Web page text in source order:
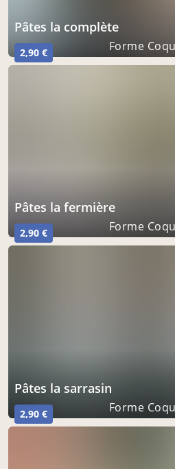
pâtes la complète
2,90 € Forme
pâtes la fermière
2,90 € Forme
pâtes la sarrasin
2,90 € Forme